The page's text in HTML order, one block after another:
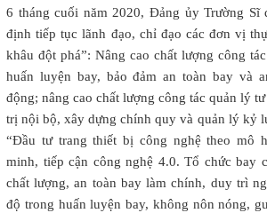
6 tháng cuối năm 2020, Đảng ủy Trường Sĩ
định tiếp tục lãnh đạo, chỉ đạo các đơn vị
khâu đột phá”: Nâng cao chất lượng công
huấn luyện bay, bảo đảm an toàn bay và
động; nâng cao chất lượng công tác quản lý
trị nội bộ, xây dựng chính quy và quản lý kỷ
“Đầu tư trang thiết bị công nghệ theo mô
minh, tiếp cận công nghệ 4.0. Tổ chức bay
chất lượng, an toàn bay làm chính, duy trì
độ trong huấn luyện bay, không nôn nóng,